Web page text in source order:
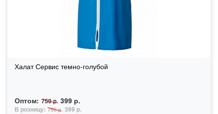
Халат Сервис темно-голубой
Оптом: 750 р. 399 р.
В розницу: 750 р. 399 р.